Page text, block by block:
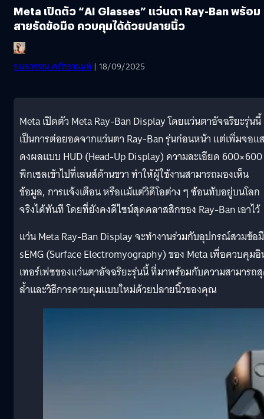
Meta เปิดตัว “AI Glasses” แว่นตา Ray-Ban พร้อม
สายรัดข้อมือ ควบคุมได้ด้วยปลายนิ้ว
อมลวรรณ ศรัทธานนท์ | 18/09/2025
Meta เปิดตัว Meta Ray-Ban Display โดยแว่นตาอัจฉริยะรุ่นนี้
เป็นการต่อยอดจากแว่นตา Ray-Ban รุ่นก่อนหน้า แต่เพิ่มจอแ
ดงผลแบบ HUD (Head-Up Display) ความละเอียด 600×600
พิกเซลเข้าไปที่เลนส์ด้านขวา ทำให้ผู้ใช้งานสามารถมองเห็น
ข้อมูล, การแจ้งเตือน หรือแม้แต่วิดีโอต่าง ๆ ซ้อนทับอยู่บนโลก
จริงได้ทันที โดยที่ยังคงดีไซน์สุดคลาสสิกของ Ray-Ban เอาไว้
แว่น Meta Ray-Ban Display จะทำงานร่วมกับอุปกรณ์สวมข้อ
sEMG (Surface Electromyography) ของ Meta เพื่อควบคุม
เทอร์เฟซของแว่นตาอัจฉริยะรุ่นนี้ ที่มาพร้อมกับความสามารถ
ล้ำและวิธีการควบคุมแบบใหม่ด้วยปลายนิ้วของคุณ